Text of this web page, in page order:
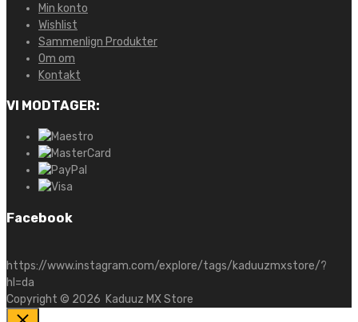
Min konto
Wishlist
Sammenlign Produkter
Om om
Kontakt
VI MODTAGER:
Facebook
https://www.instagram.com/explore/tags/kaduuzmxstore/?
hl=da
Copyright © 2026 Kaduuz MX Store